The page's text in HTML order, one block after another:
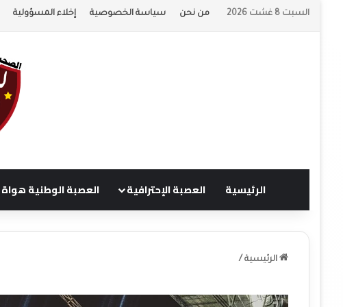
السبت 8 غشت 2026 من نحن سياسة الخصوصية إخلاء المسؤولية
الرئيسية العصبة الإحترافية العصبة الوطنية هواة
الرئيسية /